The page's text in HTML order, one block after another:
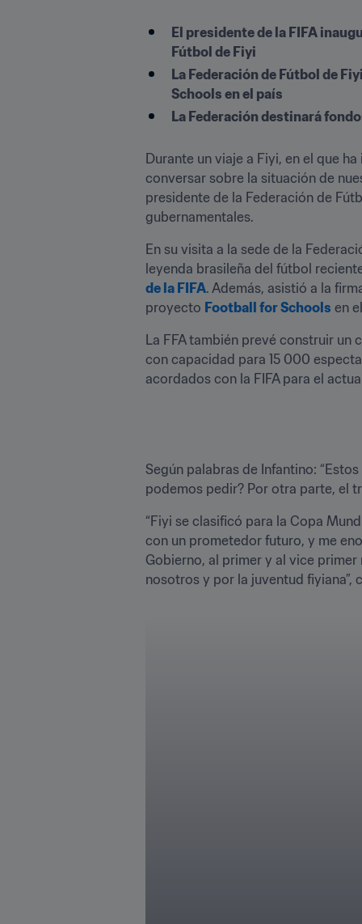
El presidente de la FIFA
Fútbol de Fiyi
La Federación de Fútbol de
Schools en el país
La Federación destinará
Durante un viaje a Fiyi, en el que
conversar sobre la situación de
presidente de la Federación de
gubernamentales.
En su visita a la sede de la
leyenda brasileña del fútbol
de la FIFA. Además, asistió a la
proyecto Football for Schools en
La FFA también prevé construir
con capacidad para 15 000
acordados con la FIFA para el
Según palabras de Infantino:
podemos pedir? Por otra parte, el
“Fiyi se clasificó para la Copa
con un prometedor futuro, y me
Gobierno, al primer y al vice
nosotros y por la juventud fiyiana”,